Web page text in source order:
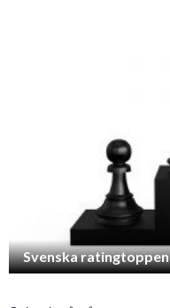
Svenska ratingtoppen